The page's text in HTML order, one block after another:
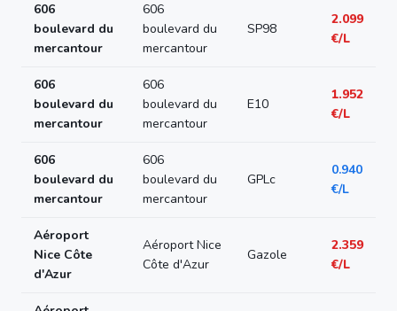
606
boulevard du
mercantour
606
boulevard du
mercantour
SP98
2.099
€/L
606
boulevard du
mercantour
606
boulevard du
mercantour
E10
1.952
€/L
606
boulevard du
mercantour
606
boulevard du
mercantour
GPLc
0.940
€/L
Aéroport
Nice Côte
d'Azur
Aéroport Nice
Côte d'Azur
Gazole
2.359
€/L